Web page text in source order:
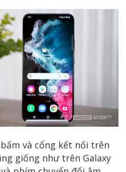
và cổng kết nối trên
giống như trên Galaxy